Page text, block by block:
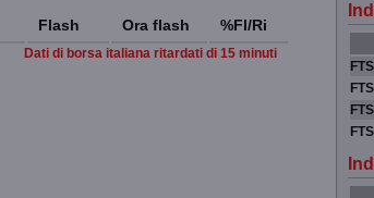
Flash Ora flash %Fl/Ri
Dati di borsa italiana ritardati di 15 minuti